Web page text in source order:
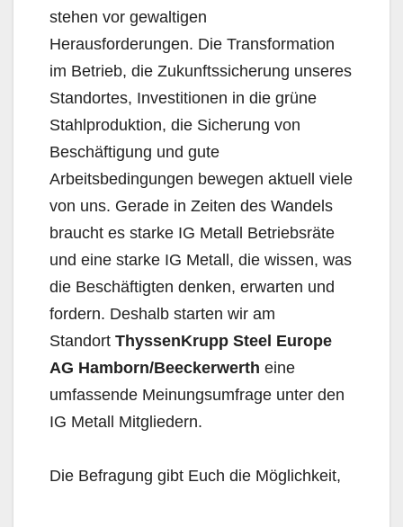
stehen vor gewaltigen
Herausforderungen. Die Transformation
im Betrieb, die Zukunftssicherung unseres
Standortes, Investitionen in die grüne
Stahlproduktion, die Sicherung von
Beschäftigung und gute
Arbeitsbedingungen bewegen aktuell viele
von uns. Gerade in Zeiten des Wandels
braucht es starke IG Metall Betriebsräte
und eine starke IG Metall, die wissen, was
die Beschäftigten denken, erwarten und
fordern. Deshalb starten wir am
Standort ThyssenKrupp Steel Europe
AG Hamborn/Beeckerwerth eine
umfassende Meinungsumfrage unter den
IG Metall Mitgliedern.
Die Befragung gibt Euch die Möglichkeit,